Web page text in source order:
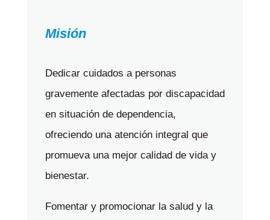
Misión
Dedicar cuidados a personas
gravemente afectadas por discapacidad
en situación de dependencia,
ofreciendo una atención integral que
promueva una mejor calidad de vida y
bienestar.
Fomentar y promocionar la salud y la